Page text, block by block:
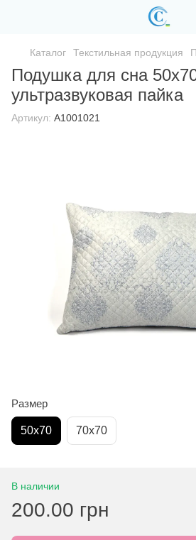
Каталог Текстильная продукция
Подушка для сна
ультразвуковая пайка
Артикул: A1001021
Размер
50х70 70х70
В наличии
200.00 грн